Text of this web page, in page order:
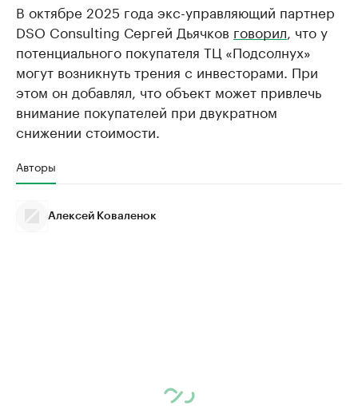
В октябре 2025 года экс-управляющий партнер
DSO Consulting Сергей Дьячков говорил , что у
потенциального покупателя ТЦ «Подсолнух»
могут возникнуть трения с инвесторами. При
этом он добавлял, что объект может привлечь
внимание покупателей при двукратном
снижении стоимости.
Авторы
Алексей Коваленок